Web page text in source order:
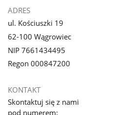
ADRES
ul. Kościuszki 19
62-100 Wągrowiec
NIP 7661434495
Regon 000847200
KONTAKT
Skontaktuj się z nami
pod numerem: